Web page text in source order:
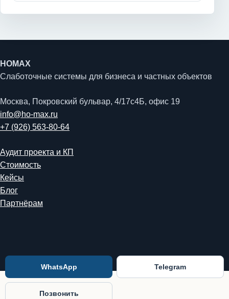
HOMAX
Слаботочные системы для бизнеса и частных объектов
Москва, Покровский бульвар, 4/17с4Б, офис 19
info@ho-max.ru
+7 (926) 563-80-64
Аудит проекта и КП
Стоимость
Кейсы
Блог
Партнёрам
WhatsApp Telegram
Позвонить